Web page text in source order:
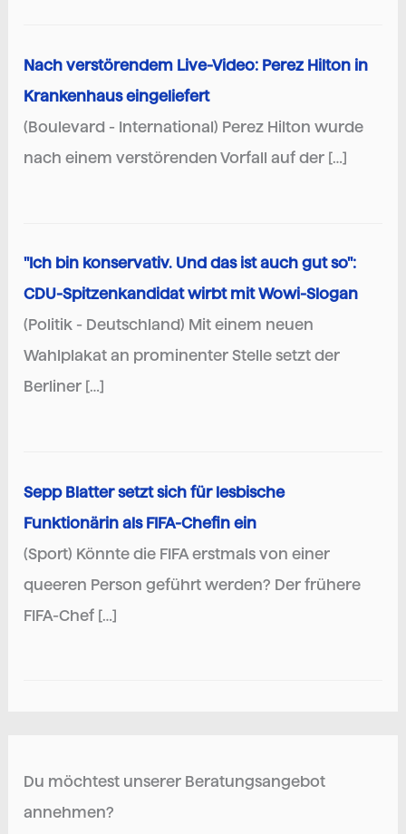
Nach verstörendem Live-Video: Perez Hilton in
Krankenhaus eingeliefert
(Boulevard - International) Perez Hilton wurde
nach einem verstörenden Vorfall auf der […]
"Ich bin konservativ. Und das ist auch gut so":
CDU-Spitzenkandidat wirbt mit Wowi-Slogan
(Politik - Deutschland) Mit einem neuen
Wahlplakat an prominenter Stelle setzt der
Berliner […]
Sepp Blatter setzt sich für lesbische
Funktionärin als FIFA-Chefin ein
(Sport) Könnte die FIFA erstmals von einer
queeren Person geführt werden? Der frühere
FIFA-Chef […]
Du möchtest unserer Beratungsangebot
annehmen?